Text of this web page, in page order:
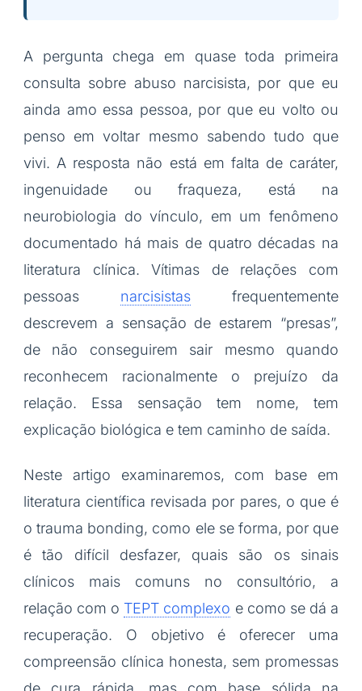
A pergunta chega em quase toda primeira
consulta sobre abuso narcisista, por que eu
ainda amo essa pessoa, por que eu volto ou
penso em voltar mesmo sabendo tudo que
vivi. A resposta não está em falta de caráter,
ingenuidade ou fraqueza, está na
neurobiologia do vínculo, em um fenômeno
documentado há mais de quatro décadas na
literatura clínica. Vítimas de relações com
pessoas narcisistas frequentemente
descrevem a sensação de estarem “presas”,
de não conseguirem sair mesmo quando
reconhecem racionalmente o prejuízo da
relação. Essa sensação tem nome, tem
explicação biológica e tem caminho de saída.
Neste artigo examinaremos, com base em
literatura científica revisada por pares, o que é
o trauma bonding, como ele se forma, por que
é tão difícil desfazer, quais são os sinais
clínicos mais comuns no consultório, a
relação com o TEPT complexo e como se dá a
recuperação. O objetivo é oferecer uma
compreensão clínica honesta, sem promessas